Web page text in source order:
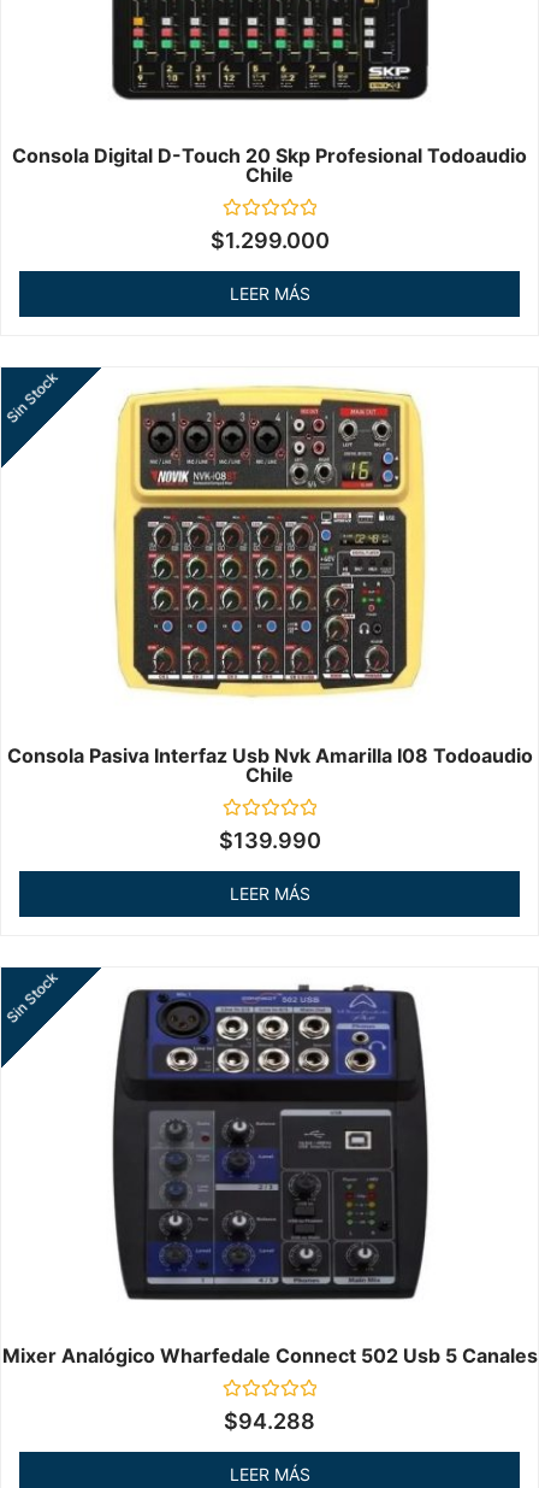
Consola Digital D-Touch 20 Skp Profesional Todoaudio
Chile
Valorado
en
$1.299.000
LEER MÁS
Consola Pasiva Interfaz Usb Nvk Amarilla I08 Todoaudio
Chile
Valorado
en
Sin Stock
$139.990
LEER MÁS
Mixer Analógico Wharfedale Connect 502 Usb 5 Canales
Valorado
en
Sin Stock
$94.288
LEER MÁS